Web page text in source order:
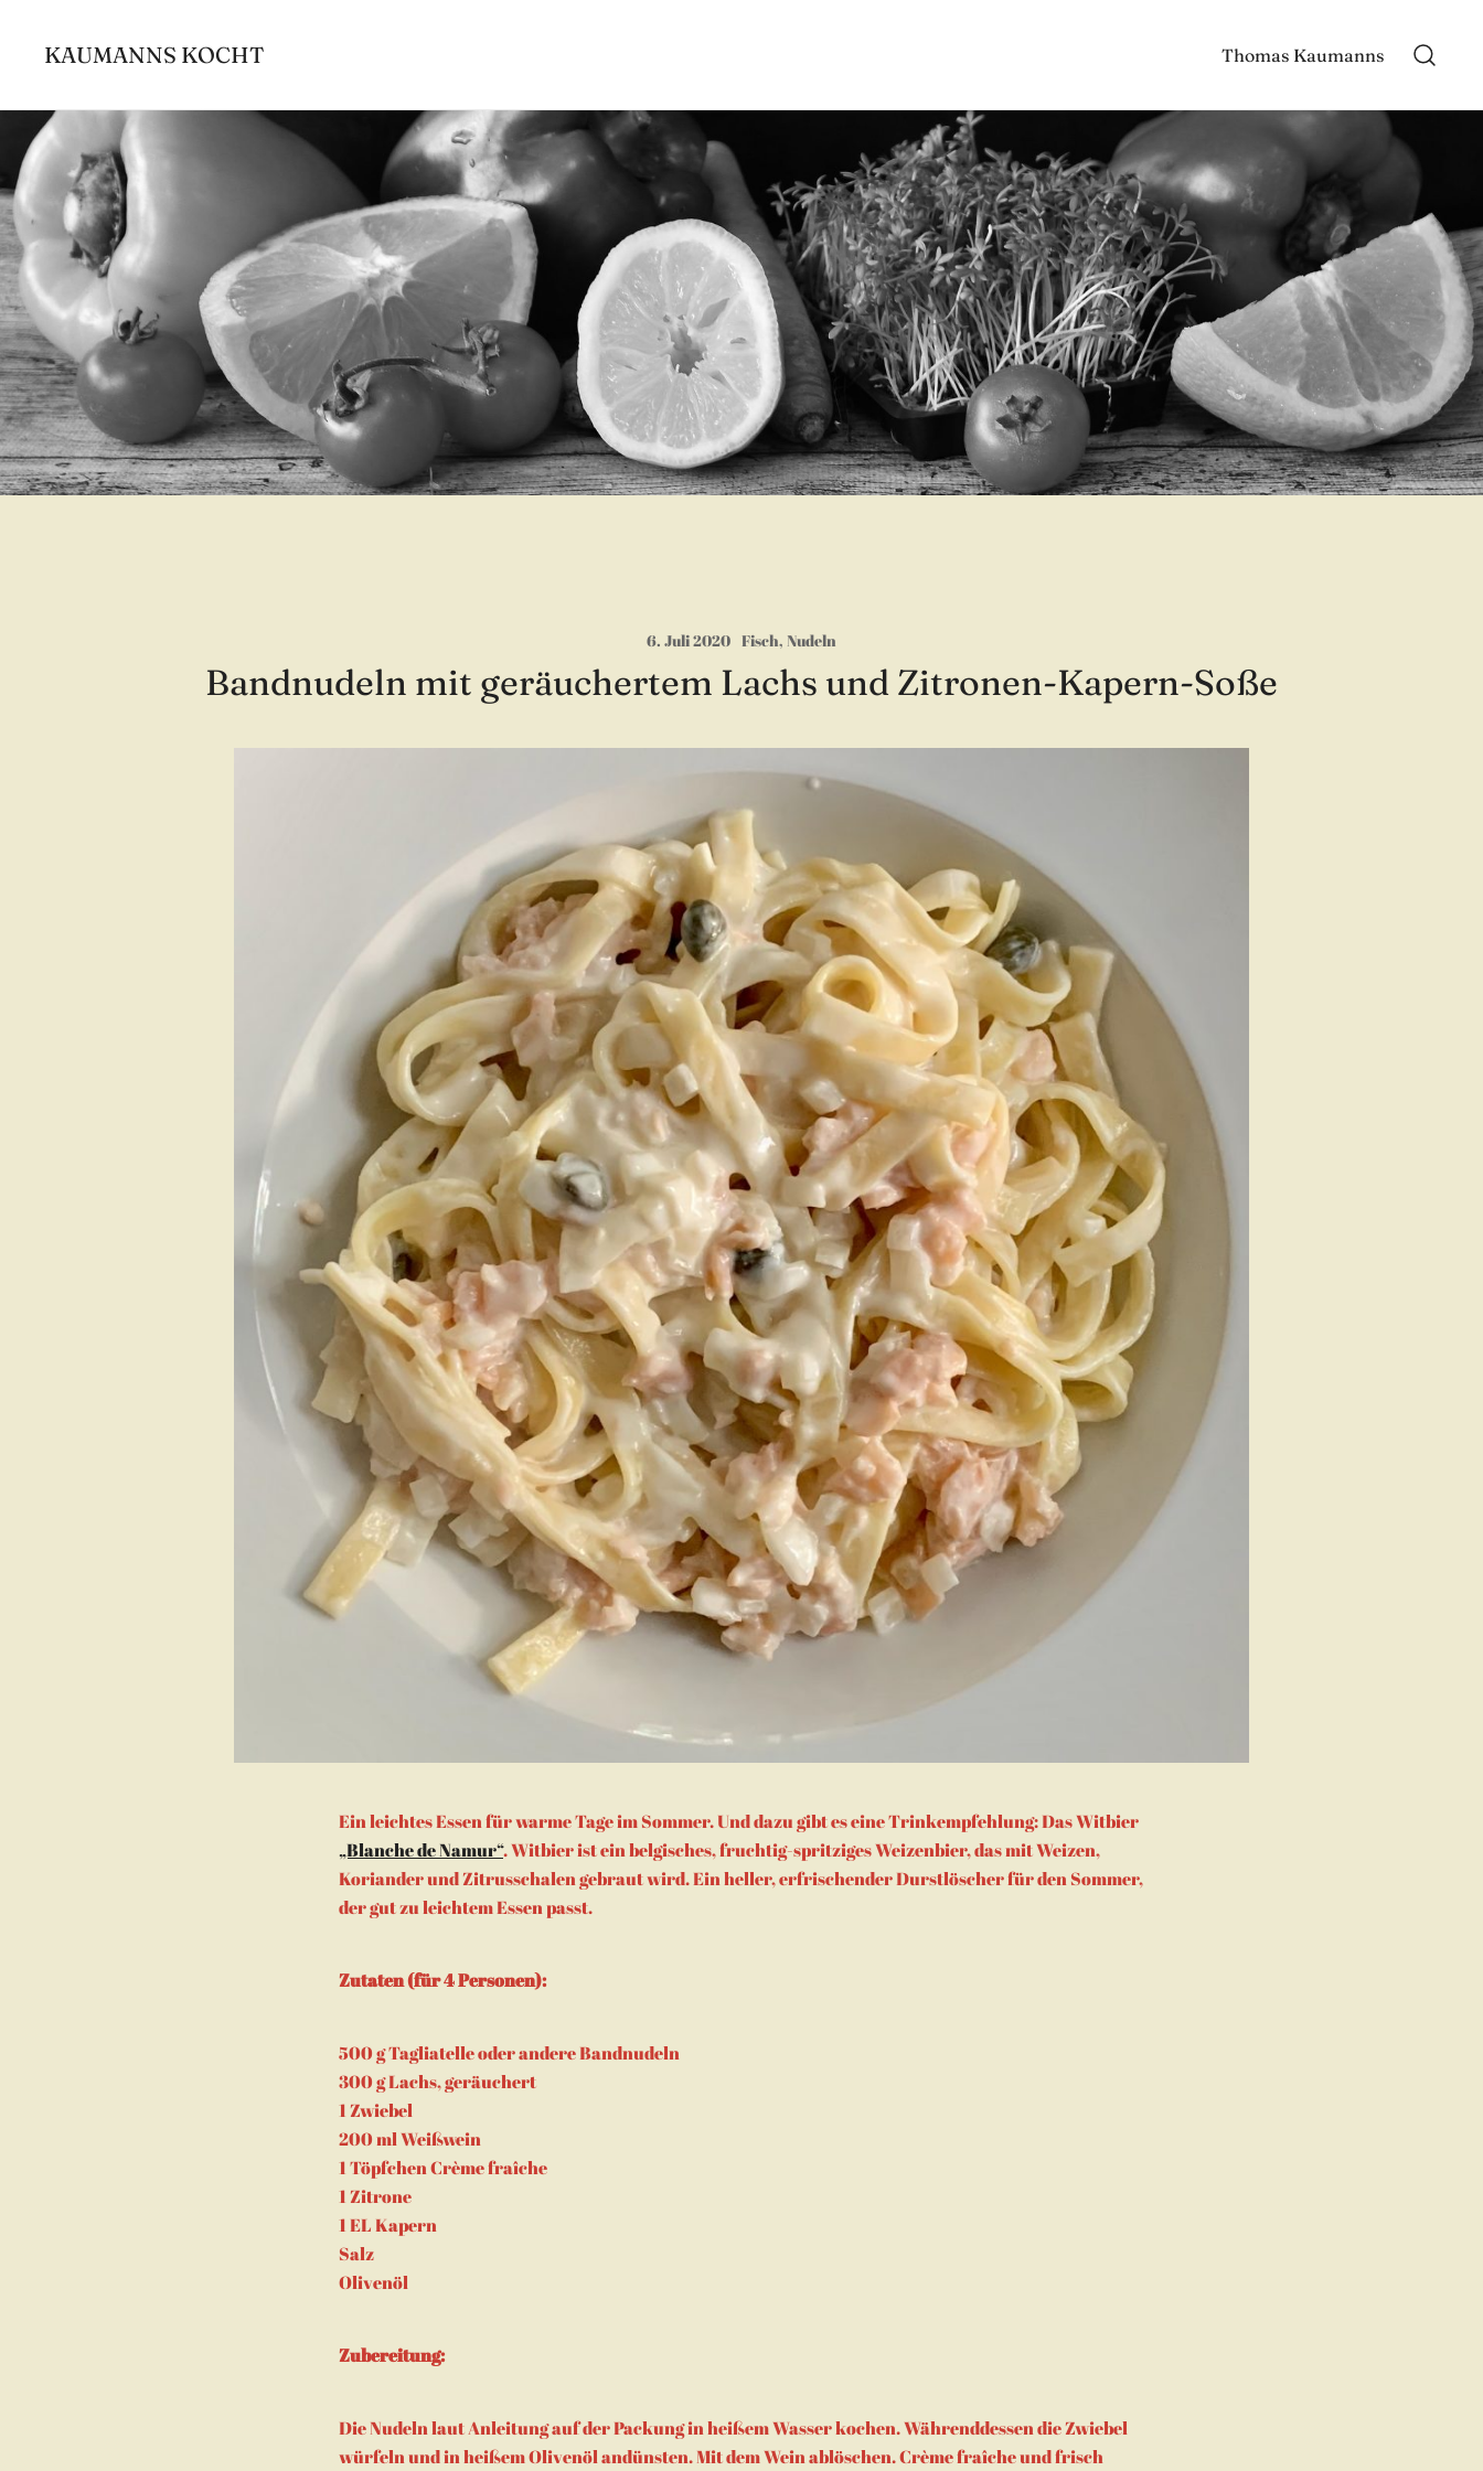
Inhalt
springen
KAUMANNS KOCHT Thomas Kaumanns
6. Juli 2020 Fisch, Nudeln
Bandnudeln mit geräuchertem Lachs und Zitronen-Kapern-Soße
Ein leichtes Essen für warme Tage im Sommer. Und dazu gibt es eine Trinkempfehlung: Das Witbier
„Blanche de Namur“. Witbier ist ein belgisches, fruchtig-spritziges Weizenbier, das mit Weizen,
Koriander und Zitrusschalen gebraut wird. Ein heller, erfrischender Durstlöscher für den Sommer,
der gut zu leichtem Essen passt.
Zutaten (für 4 Personen):
500 g Tagliatelle oder andere Bandnudeln
300 g Lachs, geräuchert
1 Zwiebel
200 ml Weißwein
1 Töpfchen Crème fraîche
1 Zitrone
1 EL Kapern
Salz
Olivenöl
Zubereitung:
Die Nudeln laut Anleitung auf der Packung in heißem Wasser kochen. Währenddessen die Zwiebel
würfeln und in heißem Olivenöl andünsten. Mit dem Wein ablöschen. Crème fraîche und frisch